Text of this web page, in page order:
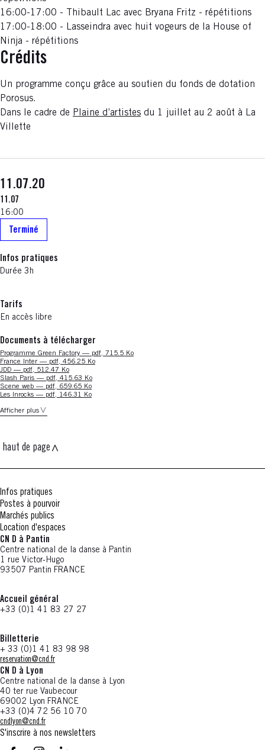
16:00-17:00 - Thibault Lac avec Bryana Fritz - répétitions
17:00-18:00 - Lasseindra avec huit vogeurs de la House of
Ninja - répétitions
Crédits
Un programme conçu grâce au soutien du fonds de dotation
Porosus.
Dans le cadre de Plaine d’artistes du 1 juillet au 2 août à La
Villette
11.07.20
11.07
16:00
Terminé
Infos pratiques
Durée 3h
Tarifs
En accès libre
Documents à télécharger
Nouvelle fenêtre
Programme Green Factory — pdf, 715.5 Ko
Nouvelle fenêtre
France Inter — pdf, 456.25 Ko
Nouvelle fenêtre
JDD — pdf, 512.47 Ko
Nouvelle fenêtre
Slash Paris — pdf, 415.63 Ko
Nouvelle fenêtre
Scene web — pdf, 659.65 Ko
Nouvelle fenêtre
Les Inrocks — pdf, 146.31 Ko
Afficher plus
haut de page
Infos pratiques
Postes à pourvoir
Marchés publics
Location d'espaces
CN D à Pantin
Centre national de la danse à Pantin
1 rue Victor-Hugo
93507 Pantin FRANCE
Accueil général
+33 (0)1 41 83 27 27
Billetterie
+ 33 (0)1 41 83 98 98
reservation@cnd.fr
CN D à Lyon
Centre national de la danse à Lyon
40 ter rue Vaubecour
69002 Lyon FRANCE
+33 (0)4 72 56 10 70
cndlyon@cnd.fr
S'inscrire à nos newsletters